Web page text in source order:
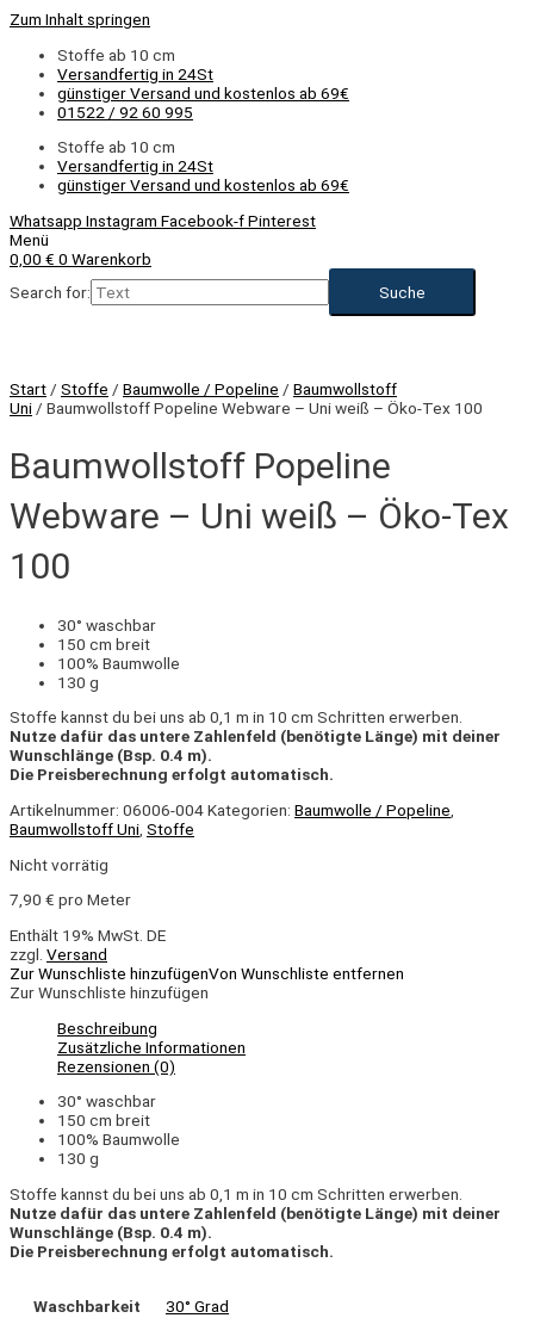
Zum Inhalt springen
Stoffe ab 10 cm
Versandfertig in 24St
günstiger Versand und kostenlos ab 69€
01522 / 92 60 995
Stoffe ab 10 cm
Versandfertig in 24St
günstiger Versand und kostenlos ab 69€
Whatsapp Instagram Facebook-fPinterest
Menü
0,00 € 0 Warenkorb
Search for:
Start / Stoffe / Baumwolle / Popeline / Baumwollstoff
Uni / Baumwollstoff Popeline Webware – Uni weiß – Öko-Tex 100
Baumwollstoff Popeline
Webware – Uni weiß – Öko-Tex
100
30° waschbar
150 cm breit
100% Baumwolle
130 g
Stoffe kannst du bei uns ab 0,1 m in 10 cm Schritten erwerben.
Nutze dafür das untere Zahlenfeld (benötigte Länge) mit deiner
Wunschlänge (Bsp. 0.4 m).
Die Preisberechnung erfolgt automatisch.
Artikelnummer: 06006-004Kategorien: Baumwolle / Popeline
Baumwollstoff Uni Stoffe
Nicht vorrätig
7,90 € pro Meter
Enthält 19% MwSt. DE
zzgl. Versand
Zur Wunschliste hinzufügenVon Wunschliste entfernen
Zur Wunschliste hinzufügen
Beschreibung
Zusätzliche Informationen
Rezensionen (0)
30° waschbar
150 cm breit
100% Baumwolle
130 g
Stoffe kannst du bei uns ab 0,1 m in 10 cm Schritten erwerben.
Nutze dafür das untere Zahlenfeld (benötigte Länge) mit deiner
Wunschlänge (Bsp. 0.4 m).
Die Preisberechnung erfolgt automatisch.
Waschbarkeit 30° Grad